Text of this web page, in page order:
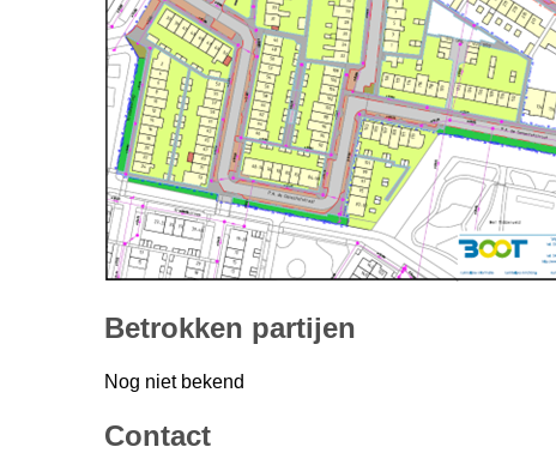
Betrokken partijen
Nog niet bekend
Contact